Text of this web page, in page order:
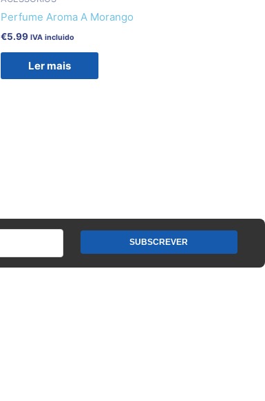
Perfume Aroma A Morango
€5.99 IVA incluido
Ler mais